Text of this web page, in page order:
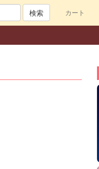
カート
検索